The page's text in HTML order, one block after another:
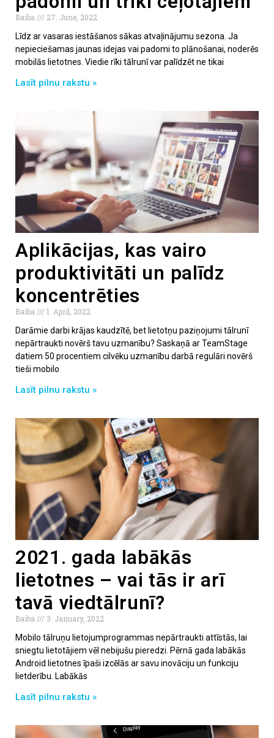
Baiba
27. June, 2022
Līdz ar vasaras iestāšanos sākas atvaļinājumu sezona. Ja
nepieciešamas jaunas idejas vai padomi to plānošanai, noderēs
mobilās lietotnes. Viedie rīki tālrunī var palīdzēt ne tikai
Lasīt pilnu rakstu »
Aplikācijas, kas vairo
produktivitāti un palīdz
koncentrēties
Baiba
1. April, 2022
Darāmie darbi krājas kaudzītē, bet lietotņu paziņojumi tālrunī
nepārtraukti novērš tavu uzmanību? Saskaņā ar TeamStage
datiem 50 procentiem cilvēku uzmanību darbā regulāri novērš
tieši mobilo
Lasīt pilnu rakstu »
2021. gada labākās
lietotnes – vai tās ir arī
tavā viedtālrunī?
Baiba
3. January, 2022
Mobilo tālruņu lietojumprogrammas nepārtraukti attīstās, lai
sniegtu lietotājiem vēl nebijušu pieredzi. Pērnā gada labākās
Android lietotnes īpaši izcēlās ar savu inovāciju un funkciju
lietderību. Labākās
Lasīt pilnu rakstu »